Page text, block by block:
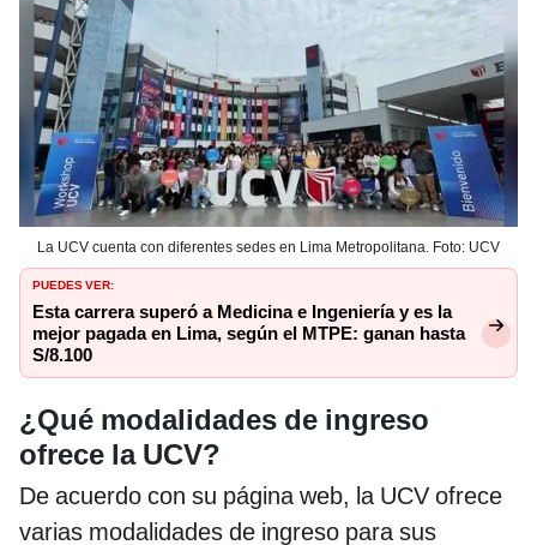
La UCV cuenta con diferentes sedes en Lima Metropolitana. Foto: UCV
PUEDES VER:
Esta carrera superó a Medicina e Ingeniería y es la
mejor pagada en Lima, según el MTPE: ganan hasta
S/8.100
¿Qué modalidades de ingreso
ofrece la UCV?
De acuerdo con su página web, la UCV ofrece
varias modalidades de ingreso para sus